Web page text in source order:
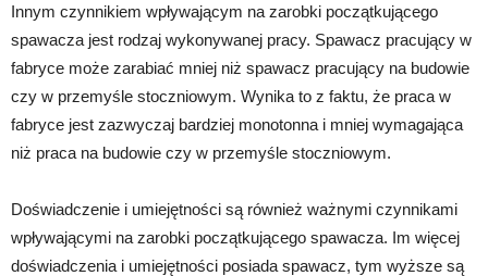
Innym czynnikiem wpływającym na zarobki początkującego
spawacza jest rodzaj wykonywanej pracy. Spawacz pracujący w
fabryce może zarabiać mniej niż spawacz pracujący na budowie
czy w przemyśle stoczniowym. Wynika to z faktu, że praca w
fabryce jest zazwyczaj bardziej monotonna i mniej wymagająca
niż praca na budowie czy w przemyśle stoczniowym.
Doświadczenie i umiejętności są również ważnymi czynnikami
wpływającymi na zarobki początkującego spawacza. Im więcej
doświadczenia i umiejętności posiada spawacz, tym wyższe są